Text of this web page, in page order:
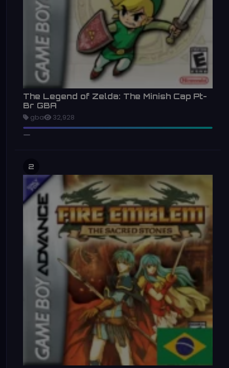
The Legend of Zelda: The Minish Cap Pt-
Br GBA
gba 32,928
2